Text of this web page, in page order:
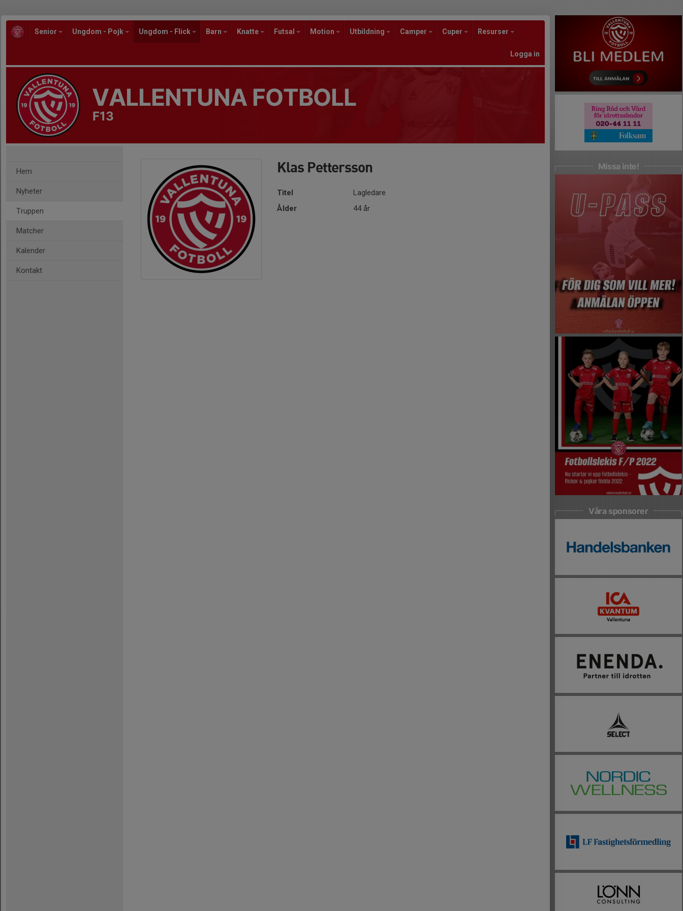
Senior Ungdom - Pojk Ungdom - Flick Barn Knatte Futsal Motion Utbildning Camper Cuper Resurser
Logga in
VALLENTUNA FOTBOLL
F13
Hem
Nyheter
Truppen
Matcher
Kalender
Kontakt
Klas Pettersson
Titel
Lagledare
Ålder
44 år
Missa inte!
Våra sponsorer